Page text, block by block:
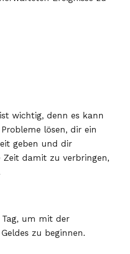
wichtig, denn es kann
lösen, dir ein
geben und dir
Zeit damit zu verbringen,
um mit der
zu beginnen.